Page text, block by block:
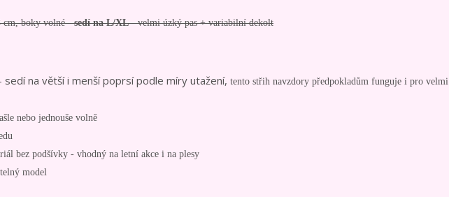
cm, boky volné -sedí na L/XL- velmi úzký pas + variabilní dekolt
sedí na větší i menší poprsí podle míry utažení, tento střih navzdory předpokladům funguje i pro velmi
nebo jednouše volně
bez podšívky - vhodný na letní akce i na plesy
model